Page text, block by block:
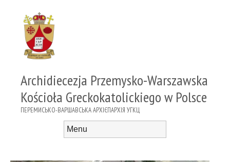
Archidiecezja Przemysko-Warszawska
Kościoła Greckokatolickiego w Polsce
ПЕРЕМИСЬКО-ВАРШАВСЬКА АРХІЄПАРХІЯ УГКЦ